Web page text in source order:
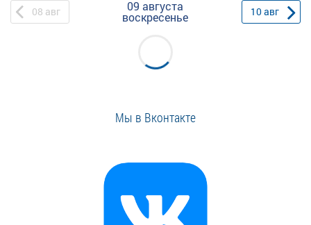
08 авг 09 августа
воскресенье 10авг
Мы в Вконтакте